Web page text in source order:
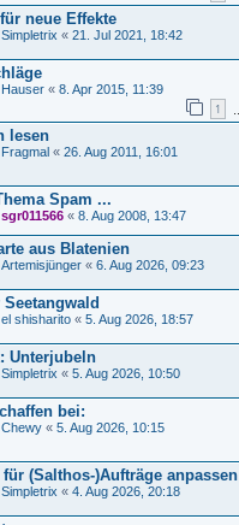
neue Effekte
Simpletrix « 21. Jul 2021, 18:42
Hauser « 8. Apr 2015, 11:39
1
lesen
Fragmal « 26. Aug 2011, 16:01
Spam ...
sgr011566 « 8. Aug 2008, 13:47
aus Blatenien
Artemisjünger « 6. Aug 2026, 09:23
el shisharito « 5. Aug 2026, 18:57
Unterjubeln
Simpletrix « 5. Aug 2026, 10:50
bei:
Chewy « 5. Aug 2026, 10:15
(Salthos-)Aufträge anpassen
Simpletrix « 4. Aug 2026, 20:18